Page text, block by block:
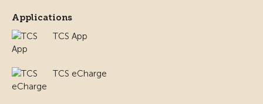
Applications
TCS App
TCS eCharge